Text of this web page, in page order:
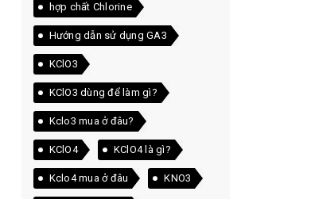
hợp chất Chlorine
Hướng dẫn sử dụng GA3
KClO3
KClO3 dùng để làm gì?
Kclo3 mua ở đâu?
KClO4 KClO4 là gì?
Kclo4 mua ở đâu KNO3